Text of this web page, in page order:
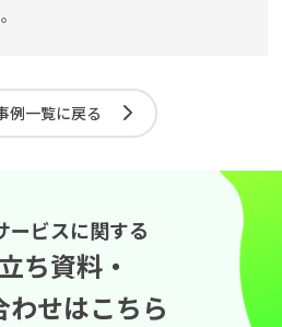
例一覧に戻る
ービスに関する
ち資料・
わせはこちら